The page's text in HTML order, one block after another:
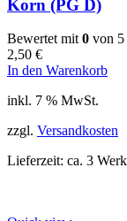
Korn (PG D)
Bewertet mit 0 von 5
2,50 €
In den Warenkorb
inkl. 7 % MwSt.
zzgl. Versandkosten
Lieferzeit: ca. 3